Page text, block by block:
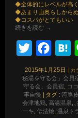
◆全体的にレベルが高
◆あまり山奥らしから
◆コスパがとてもいい
続きを読む →
Twitter
2015年1月25日 | カ
秘湯を守る会」会員
守る会」会員宿 コ
事自慢 | タグ : 河豚
会津地鶏 高湯温泉
ーキ 伝法焼 温泉ト